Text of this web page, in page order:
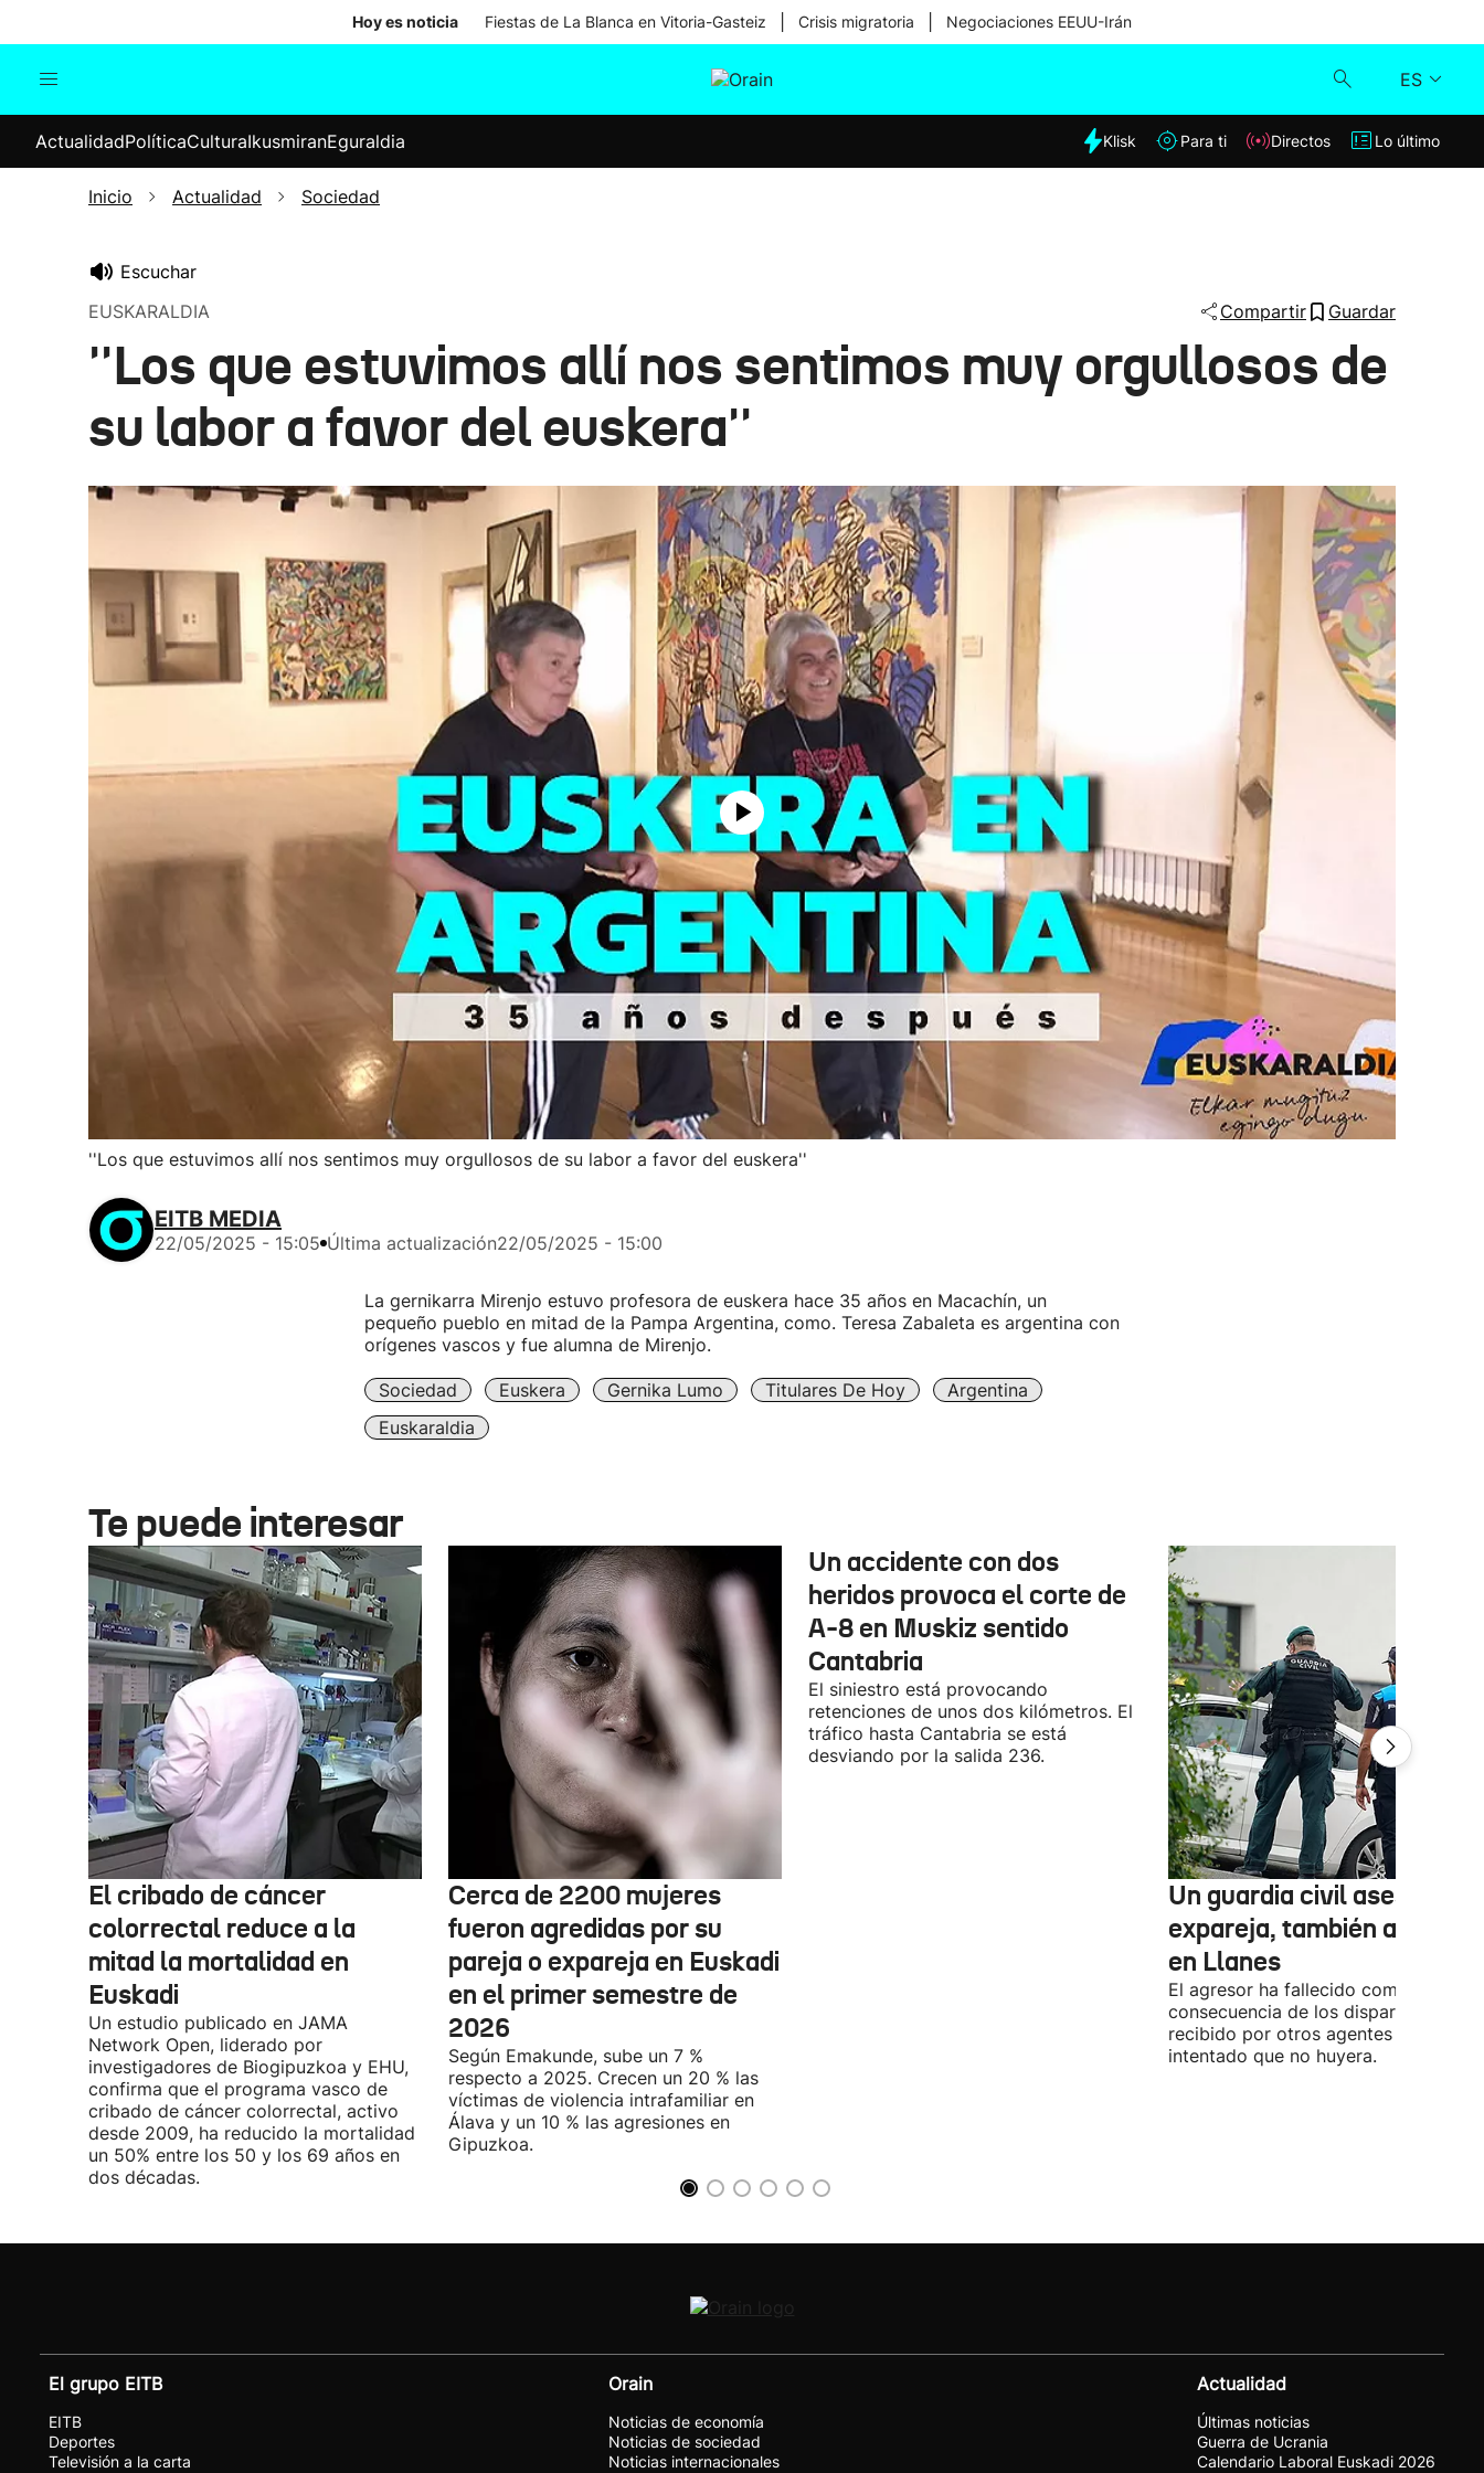
Hoy es noticia Fiestas de La Blanca en Vitoria-Gasteiz Crisis migratoria Negociaciones EEUU-Irán
ES
Internacional
Elecciones
Klisk
Lo último
ActualidadPolíticaCulturaIkusmiranEguraldia Klisk Para ti Directos Lo último
Inicio Actualidad Sociedad
Escuchar
EUSKARALDIA
Compartir Guardar
''Los que estuvimos allí nos sentimos muy orgullosos de
su labor a favor del euskera''
''Los que estuvimos allí nos sentimos muy orgullosos de su labor a favor del euskera''
EITB MEDIA
22/05/2025 - 15:05 Última actualización22/05/2025 - 15:00
La gernikarra Mirenjo estuvo profesora de euskera hace 35 años en Macachín, un
pequeño pueblo en mitad de la Pampa Argentina, como. Teresa Zabaleta es argentina con
orígenes vascos y fue alumna de Mirenjo.
Sociedad Euskera Gernika Lumo Titulares De Hoy
Argentina
Euskaraldia
Te puede interesar
El cribado de cáncer
colorrectal reduce a la
mitad la mortalidad en
Euskadi
Un estudio publicado en JAMA
Network Open, liderado por
investigadores de Biogipuzkoa y EHU,
confirma que el programa vasco de
cribado de cáncer colorrectal, activo
desde 2009, ha reducido la mortalidad
un 50% entre los 50 y los 69 años en
dos décadas.
Cerca de 2200 mujeres
fueron agredidas por su
pareja o expareja en Euskadi
en el primer semestre de
2026
Según Emakunde, sube un 7 %
respecto a 2025. Crecen un 20 % las
víctimas de violencia intrafamiliar en
Álava y un 10 % las agresiones en
Gipuzkoa.
Un accidente con dos
heridos provoca el corte de
A-8 en Muskiz sentido
Cantabria
El siniestro está provocando
retenciones de unos dos kilómetros. El
tráfico hasta Cantabria se está
desviando por la salida 236.
Un guardia civil asesina a
expareja, también agente,
en Llanes
El agresor ha fallecido como
consecuencia de los disparos que ha
recibido por otros agentes que han
intentado que no huyera.
El grupo EITB
EITB
Deportes
Televisión a la carta
Orain
Noticias de economía
Noticias de sociedad
Noticias internacionales
Actualidad
Últimas noticias
Guerra de Ucrania
Calendario Laboral Euskadi 2026